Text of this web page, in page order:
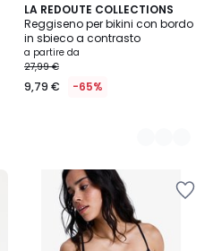
LA REDOUTE COLLECTIONS
Reggiseno per bikini con bordo
in sbieco a contrasto
a partire da
27,99 €
9,79 € -65%
2
Colori